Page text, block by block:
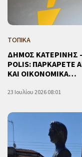
ΤΟΠΙΚΑ
ΔΗΜΟΣ ΚΑΤΕΡΙΝΗΣ
POLIS: ΠΑΡΚΑΡΕΤΕ
ΚΑΙ ΟΙΚΟΝΟΜΙΚΑ…
23 Ιουλίου 2026 08:01